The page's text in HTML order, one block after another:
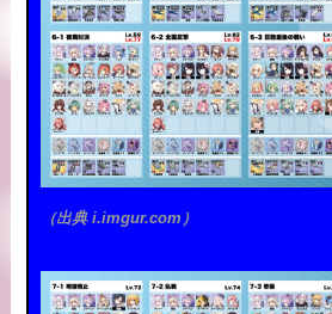
（出典 i.imgur.com）